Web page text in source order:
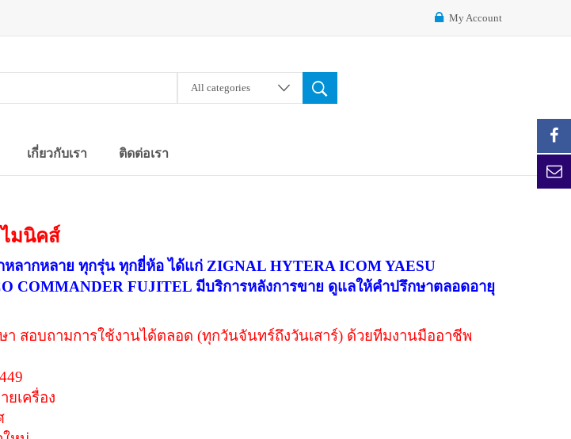
My Account
All categories
เกี่ยวกับเรา ติดต่อเรา
มนิคส์
หลากหลาย ทุกรุ่น ทุกยี่ห้อ ได้แก่ ZIGNAL HYTERA ICOM YAESU
COMMANDER FUJITEL มีบริการหลังการขาย ดูแลให้คำปรึกษาตลอดอายุ
ษา สอบถามการใช้งานได้ตลอด (ทุกวันจันทร์ถึงวันเสาร์) ด้วยทีมงานมืออาชีพ
ยเครื่อง